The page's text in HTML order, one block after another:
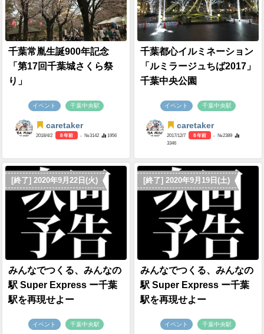
千葉常胤生誕900年記念
「第17回千葉城さくら祭
り」
イベント 千葉中央駅
caretaker
2018/4/2 8 年前 - №3142 1956
千葉都心イルミネーション
「ルミラージュちば2017」
千葉中央公園
イベント 千葉中央駅
caretaker
2017/12/7 8 年前
- №2389
3346
[終了] 2020年9月22日(火)
みんなでつくる、みんなの
駅 Super Express ー千葉
駅を再現せよー
イベント 千葉中央駅
[終了] 2020年9月19日(土)
みんなでつくる、みんなの
駅 Super Express ー千葉
駅を再現せよー
イベント 千葉中央駅